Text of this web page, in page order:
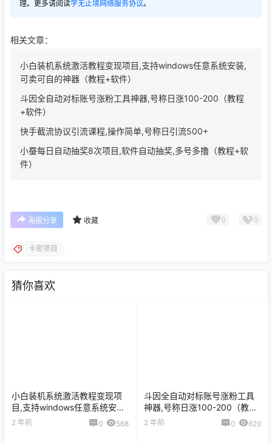
理。更多请阅读学无止境网络服务协议。
相关文章：
小白装机系统激活教程变现项目,支持windows任意系统安装,
可卖可自的神器（教程+软件）
斗因全自动对标账号涨粉工具神器,号称日涨100-200（教程
+软件）
快手截流协议引流课程,操作简单,号称日引流500+
小蚕每日自动抽奖8次项目,软件自动抽奖,多号多撸（教程+软
件）
海报分享 收藏 0 0
卡密项目
猜你喜欢
小白装机系统激活教程变现项
目,支持windows任意系统安装,
可卖可自的神器（教程+软件）
2 年前 0 568
斗因全自动对标账号涨粉工具
神器,号称日涨100-200（教程
+软件）
2 年前 0 629